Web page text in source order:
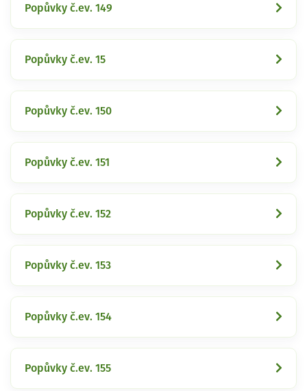
Popůvky č.ev. 149
Popůvky č.ev. 15
Popůvky č.ev. 150
Popůvky č.ev. 151
Popůvky č.ev. 152
Popůvky č.ev. 153
Popůvky č.ev. 154
Popůvky č.ev. 155